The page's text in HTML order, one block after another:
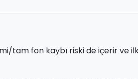
fon kaybı riski de içerir ve ilk